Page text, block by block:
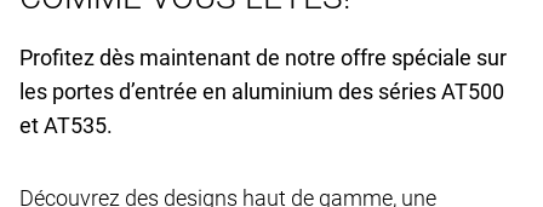
Profitez dès maintenant de notre offre spéciale sur
les portes d’entrée en aluminium des séries AT500
et AT535.
Découvrez des designs haut de gamme, une